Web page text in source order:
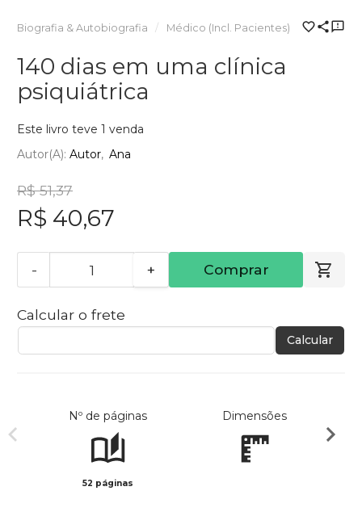
Biografia & Autobiografia Médico (Incl. Pacientes)
140 dias em uma clínica
psiquiátrica
Este livro teve 1 venda
Autor(a): Autor Ana
R$ 51,37
R$ 40,67
- + Comprar
Calcular o frete
Calcular
Nº de páginas
52 páginas
Dimensões